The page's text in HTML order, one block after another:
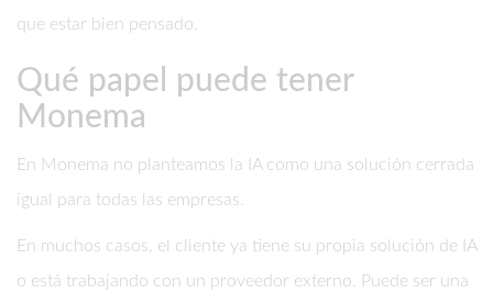
que estar bien pensado.
Qué papel puede tener
Monema
En Monema no planteamos la IA como una solución cerrada
igual para todas las empresas.
En muchos casos, el cliente ya tiene su propia solución de IA
o está trabajando con un proveedor externo. Puede ser una